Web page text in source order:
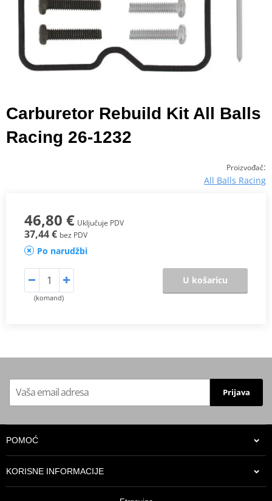
Carburetor Rebuild Kit All Balls
Racing 26-1232
Proizvođač:
All Balls Racing
46,80 € Uključuje PDV
37,44 € bez PDV
Po narudžbi
(komand)
U košaricu
Prijava
POMOĆ
KORISNE INFORMACIJE